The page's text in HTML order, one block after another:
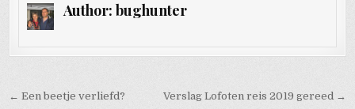
Author: bughunter
Bericht navigatieVerslag Lofoten reis 2019 gereed →
← Een beetje verliefd?